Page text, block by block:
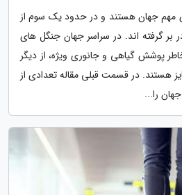
مهم جهان هستند و در حدود یک سوم از
گرفته اند. در سراسر جهان جنگل های
پوشش گیاهی و جانوری ویژه، از دیگر
هستند. در قسمت قبلی مقاله تعدادی از
را...